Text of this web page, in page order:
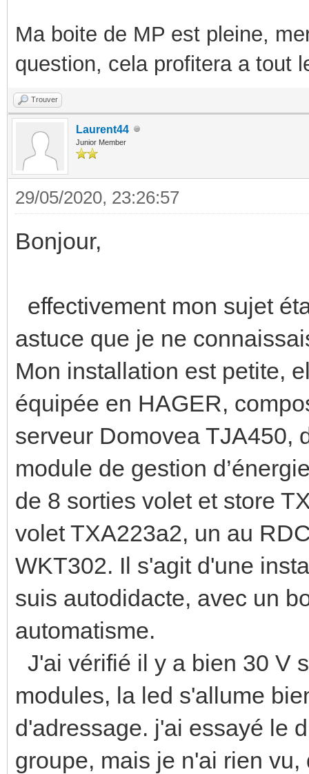
Ma boite de MP est pleine,
question, cela profitera a tout
Trouver
Laurent44
Junior Member
29/05/2020, 23:26:57
Bonjour,
effectivement mon sujet
astuce que je ne
Mon installation est petite,
équipée en HAGER,
serveur Domovea TJA450,
module de gestion
de 8 sorties volet et store
volet TXA223a2, un au
WKT302. Il s'agit d'une
suis autodidacte, avec un
automatisme.
J'ai vérifié il y a bien 30 V
modules, la led s'allume
d'adressage. j'ai essayé le
groupe, mais je n'ai rien